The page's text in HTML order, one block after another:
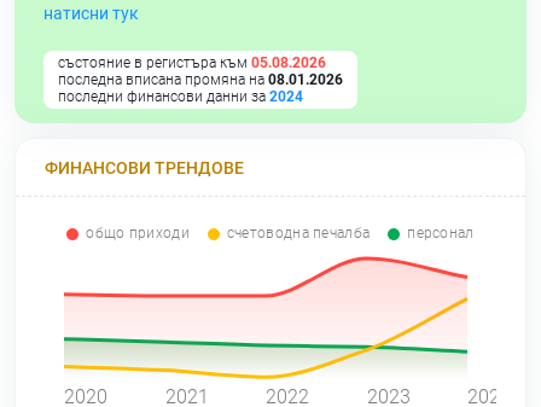
натисни тук
състояние в регистъра към 05.08.2026
последна вписана промяна на 08.01.2026
последни финансови данни за 2024
ФИНАНСОВИ ТРЕНДОВЕ
общо приходи счетоводна печалба персонал
2020 2021 2022 2023 2024